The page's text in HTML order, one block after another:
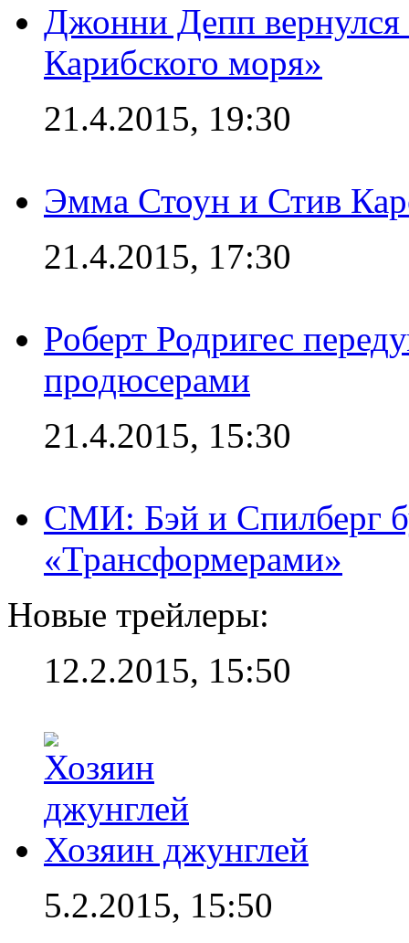
Джонни Депп
Карибского моря»
21.4.2015, 19:30
Эмма Стоун и Стив
21.4.2015, 17:30
Роберт Родригес
продюсерами
21.4.2015, 15:30
СМИ: Бэй и Спилберг
«Трансформерами»
Новые трейлеры:
12.2.2015, 15:50
Хозяин джунглей
5.2.2015, 15:50